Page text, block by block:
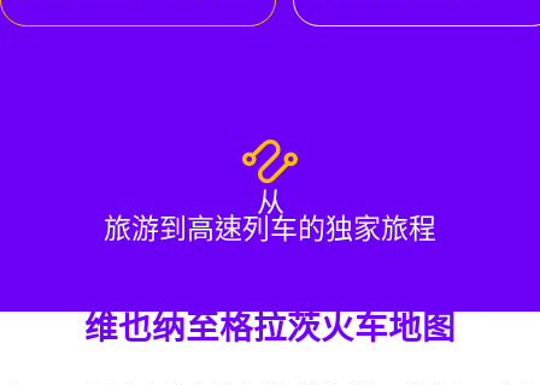
从
旅游到高速列车的独家旅程
维也纳至格拉茨火车地图